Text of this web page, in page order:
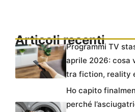
Articoli recenti
Programmi TV
aprile 2026: cosa
tra fiction, reality
Ho capito
perché